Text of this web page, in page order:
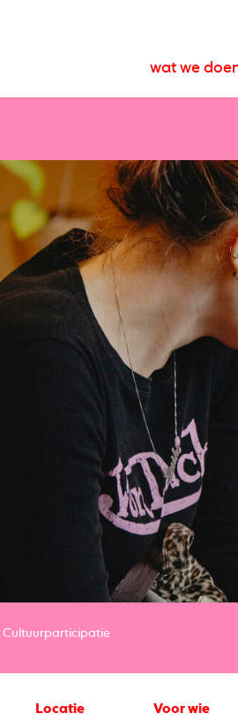
wat we
Cultuurparticipatie
Locatie
Voor wie